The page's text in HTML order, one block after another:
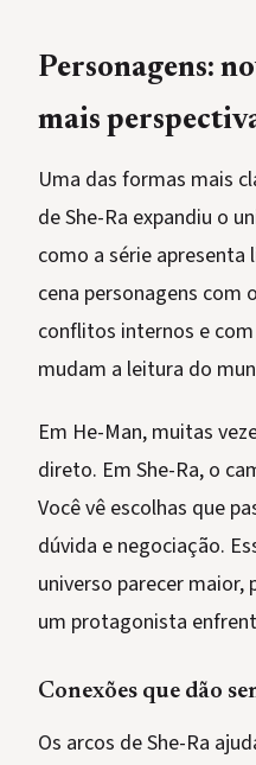
Personagens:
mais
Uma das formas mais
de She-Ra expandiu o
como a série apresenta
cena personagens com
conflitos internos e
mudam a leitura do
Em He-Man, muitas
direto. Em She-Ra, o
Você vê escolhas que
dúvida e negociação.
universo parecer maior,
um protagonista
Conexões que dão
Os arcos de She-Ra